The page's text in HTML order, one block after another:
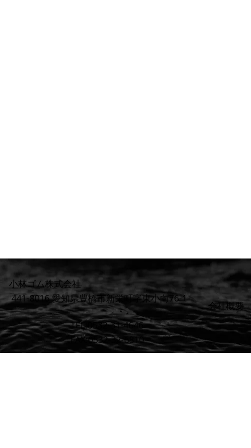
小林ゴム株式会社
441-8016 愛知県豊橋市新栄町字東小向76-1
TEL:0532-31-4646
FAX:0532-32-6810
​会社概要